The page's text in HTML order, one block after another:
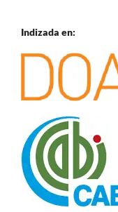
Indizada en: